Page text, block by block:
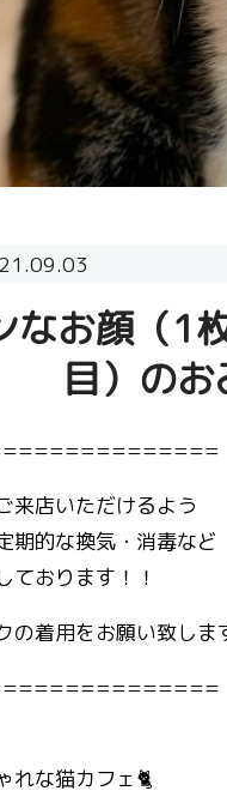
なお顔（1
目）の
来店いただけるよう
期的な換気・消毒など
ております！！
の着用をお願い致しま
れな猫カフェ🐈